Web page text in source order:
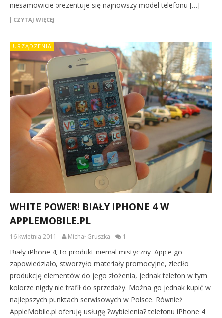
niesamowicie prezentuje się najnowszy model telefonu […]
CZYTAJ WIĘCEJ
URZĄDZENIA
WHITE POWER! BIAŁY IPHONE 4 W
APPLEMOBILE.PL
16 kwietnia 2011 Michał Gruszka 1
Biały iPhone 4, to produkt niemal mistyczny. Apple go
zapowiedziało, stworzyło materiały promocyjne, zleciło
produkcję elementów do jego złożenia, jednak telefon w tym
kolorze nigdy nie trafił do sprzedaży. Można go jednak kupić w
najlepszych punktach serwisowych w Polsce. Również
AppleMobile.pl oferuję usługę ?wybielenia? telefonu iPhone 4